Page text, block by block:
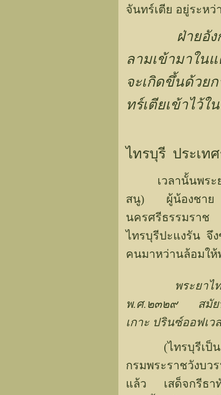
จันทร์เตีย อยู่ระห
ฝ่ายอั
ลามเข้ามาใน
จะเกิดขึ้นด้วย
ทร์เตียเข้าไว้ใ
ไทรบุรี ประเท
เวลานั้นพระยา
สนู) ผู้น้องชาย ซึ่
นครศรีธรรมราช
ไทรบุรีปะแงรัน จึ
คนมาหว่านล้อมให้
พระยา
พ.ศ.๒๓๒๙ สมัยพ
เกาะ ปรินซ์ออฟเ
(ไทรบุรีเป็นปร
กรมพระราชวังบว
แล้ว เสด็จกรีธา